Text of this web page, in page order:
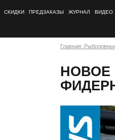
СКИДКИ ПРЕДЗАКАЗЫ ЖУРНАЛ ВИДЕО
Главная:
НОВОЕ